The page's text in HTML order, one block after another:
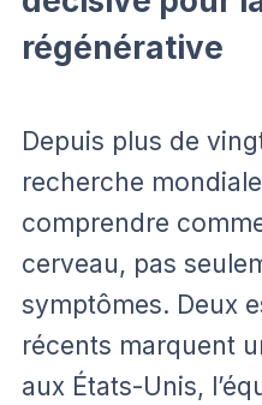
régénérative
Depuis plus de
recherche
comprendre
cerveau, pas
symptômes. Deux
récents marquent
aux États-Unis,